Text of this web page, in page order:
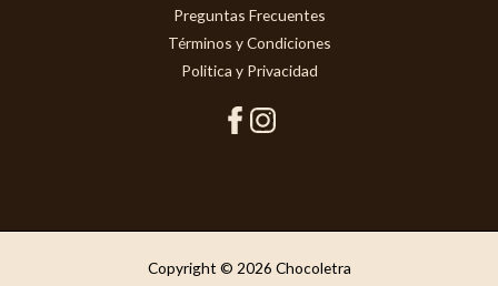
Preguntas Frecuentes
Términos y Condiciones
Politica y Privacidad
Copyright © 2026 Chocoletra